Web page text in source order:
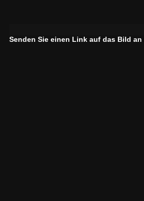
Senden Sie einen Link auf das Bild an